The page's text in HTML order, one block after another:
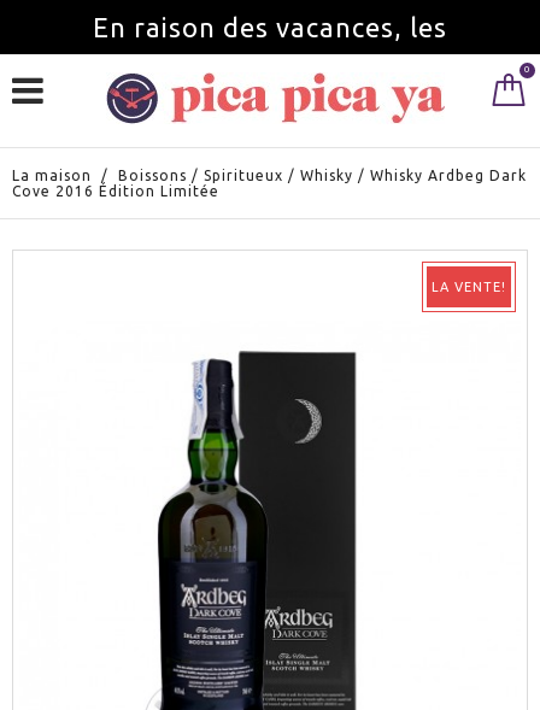
En raison des vacances, les
commandes seront servies à partir du 0
La maison / Boissons / Spiritueux / Whisky / Whisky Ardbeg Dark
Cove 2016 Édition Limitée
LA VENTE!